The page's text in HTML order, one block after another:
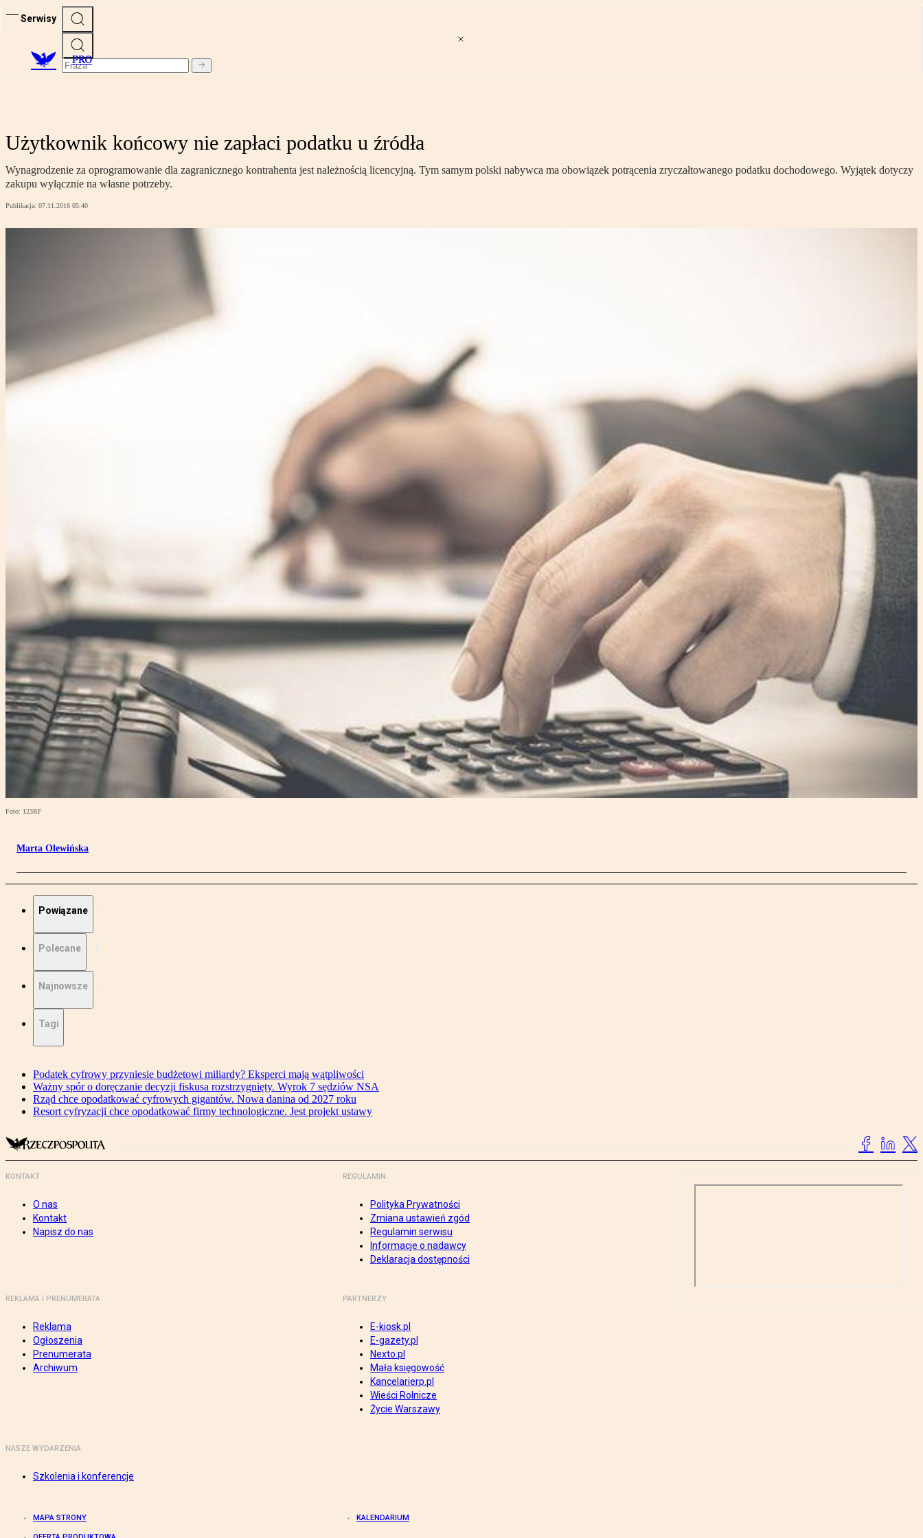
Serwisy
PRO
Użytkownik końcowy nie zapłaci podatku u źródła
Wynagrodzenie za oprogramowanie dla zagranicznego kontrahenta jest należnością licencyjną. Tym samym polski nabywca ma obowiązek potrącenia zryczałtowanego podatku dochodowego. Wyjątek dotyczy
zakupu wyłącznie na własne potrzeby.
Publikacja: 07.11.2016 05:40
Foto: 123RF
Marta Olewińska
Powiązane
Polecane
Najnowsze
Tagi
Podatek cyfrowy przyniesie budżetowi miliardy? Eksperci mają wątpliwości
Ważny spór o doręczanie decyzji fiskusa rozstrzygnięty. Wyrok 7 sędziów NSA
Rząd chce opodatkować cyfrowych gigantów. Nowa danina od 2027 roku
Resort cyfryzacji chce opodatkować firmy technologiczne. Jest projekt ustawy
KONTAKT
O nas
Kontakt
Napisz do nas
REGULAMIN
Polityka Prywatności
Zmiana ustawień zgód
Regulamin serwisu
Informacje o nadawcy
Deklaracja dostępności
REKLAMA I PRENUMERATA
Reklama
Ogłoszenia
Prenumerata
Archiwum
PARTNERZY
E-kiosk.pl
E-gazety.pl
Nexto.pl
Mała księgowość
Kancelarierp.pl
Wieści Rolnicze
Życie Warszawy
NASZE WYDARZENIA
Szkolenia i konferencje
MAPA STRONY KALENDARIUM